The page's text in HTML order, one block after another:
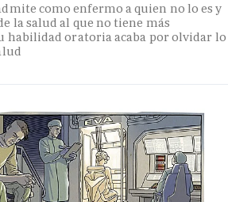
como enfermo a quien no lo es y
la salud al que no tiene más
habilidad oratoria acaba por olvidar lo